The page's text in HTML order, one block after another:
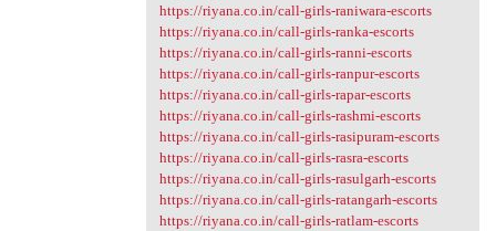
https://riyana.co.in/call-girls-raniwara-escorts
https://riyana.co.in/call-girls-ranka-escorts
https://riyana.co.in/call-girls-ranni-escorts
https://riyana.co.in/call-girls-ranpur-escorts
https://riyana.co.in/call-girls-rapar-escorts
https://riyana.co.in/call-girls-rashmi-escorts
https://riyana.co.in/call-girls-rasipuram-escorts
https://riyana.co.in/call-girls-rasra-escorts
https://riyana.co.in/call-girls-rasulgarh-escorts
https://riyana.co.in/call-girls-ratangarh-escorts
https://riyana.co.in/call-girls-ratlam-escorts